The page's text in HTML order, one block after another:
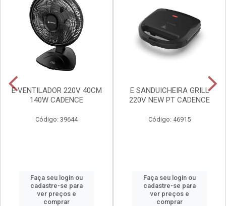
E VENTILADOR 220V 40CM
140W CADENCE
Código: 39644
Faça seu login ou
cadastre-se para
ver preços e
comprar
E SANDUICHEIRA GRILL
220V NEW PT CADENCE
Código: 46915
Faça seu login ou
cadastre-se para
ver preços e
comprar